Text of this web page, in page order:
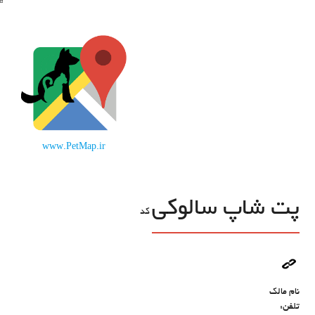
www.PetMap.ir
پت شاپ سالوكي کد
نام مالک
تلفن: